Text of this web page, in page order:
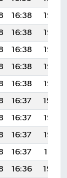
16:38
19:58
16:38
19:58
16:38
19:57
16:38
19:56
16:38
19:55
16:37
19:54
16:37
19:53
16:37
19:52
16:37
19:51
16:36
19:50